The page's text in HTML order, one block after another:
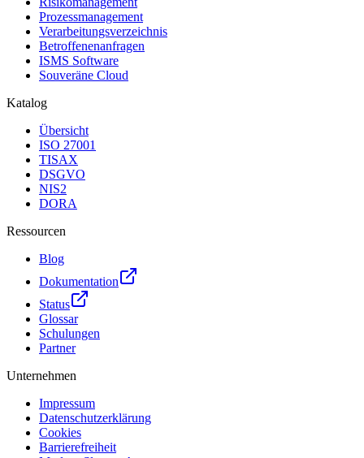
Prozessmanagement
Verarbeitungsverzeichnis
Betroffenenanfragen
ISMS Software
Souveräne Cloud
Katalog
Übersicht
ISO 27001
TISAX
DSGVO
NIS2
DORA
Ressourcen
Blog
Dokumentation
Status
Glossar
Schulungen
Partner
Unternehmen
Impressum
Datenschutzerklärung
Cookies
Barrierefreiheit